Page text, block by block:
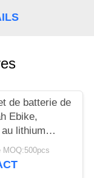
de batterie de
Ebike,
lithium
de
imperméabilisent
MOQ:500pcs